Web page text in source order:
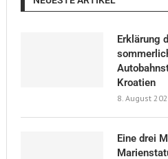
Erklärung
Kroatien
8. August
Eine drei